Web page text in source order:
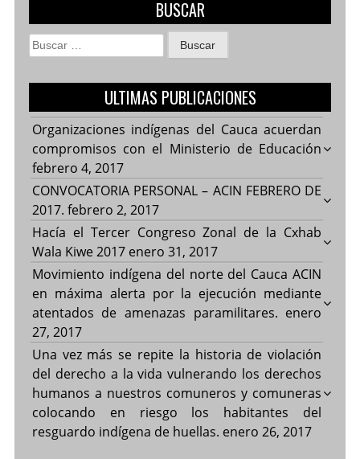
BUSCAR
Buscar:
ULTIMAS PUBLICACIONES
Organizaciones indígenas del Cauca acuerdan
compromisos con el Ministerio de Educación
febrero 4, 2017
CONVOCATORIA PERSONAL – ACIN FEBRERO DE
2017. febrero 2, 2017
Hacía el Tercer Congreso Zonal de la Cxhab
Wala Kiwe 2017 enero 31, 2017
Movimiento indígena del norte del Cauca ACIN
en máxima alerta por la ejecución mediante
atentados de amenazas paramilitares. enero
27, 2017
Una vez más se repite la historia de violación
del derecho a la vida vulnerando los derechos
humanos a nuestros comuneros y comuneras
colocando en riesgo los habitantes del
resguardo indígena de huellas. enero 26, 2017